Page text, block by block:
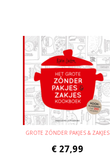
GROTE ZÓNDER PAKJES & ZAKJES
€ 27,99